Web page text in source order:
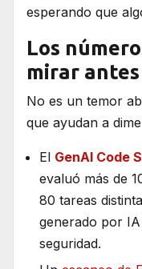
esperando que
Los
mirar
No es un temor
que ayudan a
El GenAI Code
evaluó más de
80 tareas
generado por
seguridad.